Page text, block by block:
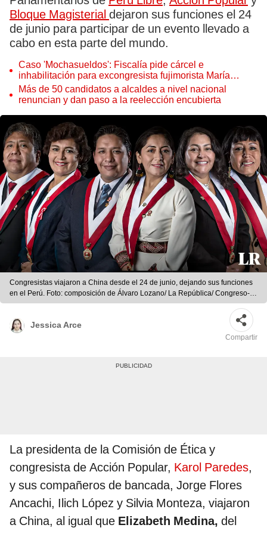
Bloque Magisterial dejaron sus funciones el 24
de junio para participar de un evento llevado a
cabo en esta parte del mundo.
Caso 'Mochasueldos': Fiscalía pide cárcel e
inhabilitación para excongresista fujimorista María
Cordero Jon Tay
Más de 50 candidatos a alcaldes a nivel nacional
renuncian y dan paso a la reelección encubierta
Congresistas viajaron a China desde el 24 de junio, dejando sus funciones
en el Perú. Foto: composición de Álvaro Lozano/ La República/ Congreso-
Video: Al Estilo Juliana
Jessica Arce
Compartir
La presidenta de la Comisión de Ética y
congresista de Acción Popular, Karol Paredes,
y sus compañeros de bancada, Jorge Flores
Ancachi, Ilich López y Silvia Monteza, viajaron
a China, al igual que Elizabeth Medina, del